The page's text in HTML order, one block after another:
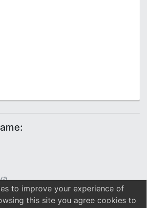
to improve your experience of
this site you agree cookies to